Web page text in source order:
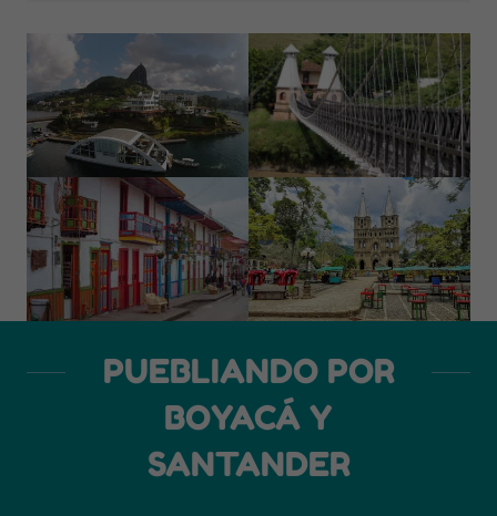
PUEBLIANDO POR
BOYACÁ Y
SANTANDER